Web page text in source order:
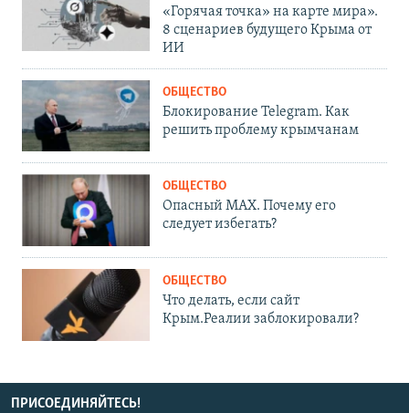
«Горячая точка» на карте мира».
8 сценариев будущего Крыма от
ИИ
ОБЩЕСТВО
Блокирование Telegram. Как
решить проблему крымчанам
ОБЩЕСТВО
Опасный MAX. Почему его
следует избегать?
ОБЩЕСТВО
Что делать, если сайт
Крым.Реалии заблокировали?
ПРИСОЕДИНЯЙТЕСЬ!